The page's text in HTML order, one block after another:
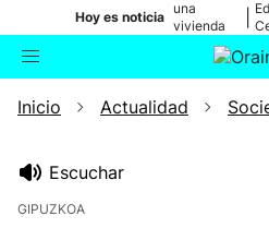
Hoy es noticia
una
vivienda
de Bilbao
Buscador
Inicio Actualidad
Escuchar
GIPUZKOA